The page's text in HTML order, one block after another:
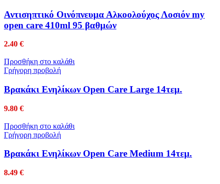
Αντισηπτικό Οινόπνευμα Αλκοολούχος Λοσιόν my
open care 410ml 95 βαθμών
2.40 €
Προσθήκη στο καλάθι
Γρήγορη προβολή
Βρακάκι Ενηλίκων Open Care Large 14τεμ.
9.80 €
Προσθήκη στο καλάθι
Γρήγορη προβολή
Βρακάκι Ενηλίκων Open Care Medium 14τεμ.
8.49 €